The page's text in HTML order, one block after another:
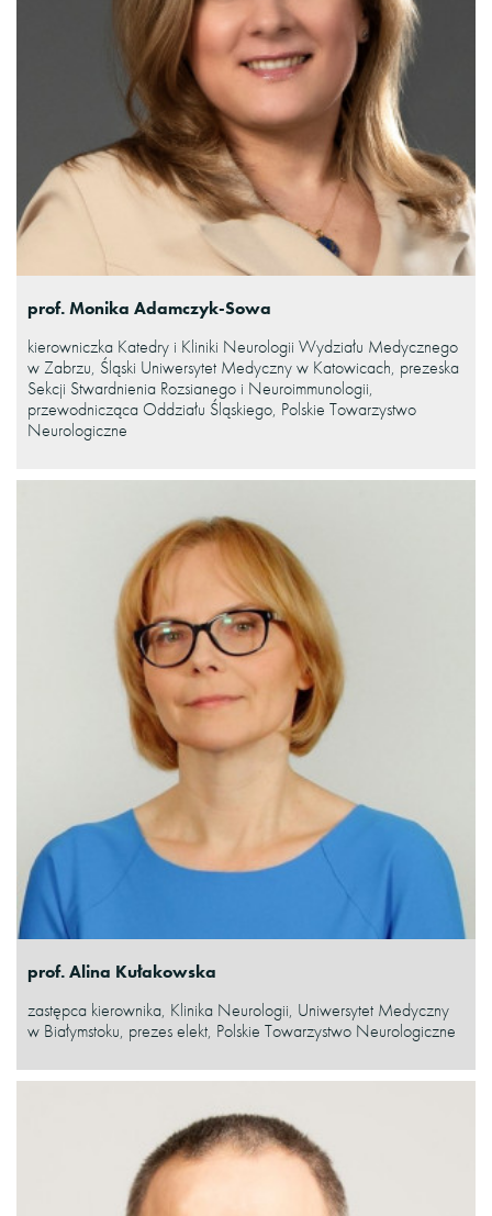
prof. Monika Adamczyk-Sowa
kierowniczka Katedry i Kliniki Neurologii Wydziału Medycznego
w Zabrzu, Śląski Uniwersytet Medyczny w Katowicach, prezeska
Sekcji Stwardnienia Rozsianego i Neuroimmunologii,
przewodnicząca Oddziału Śląskiego, Polskie Towarzystwo
Neurologiczne
prof. Alina Kułakowska
zastępca kierownika, Klinika Neurologii, Uniwersytet Medyczny
w Białymstoku, prezes elekt, Polskie Towarzystwo Neurologiczne